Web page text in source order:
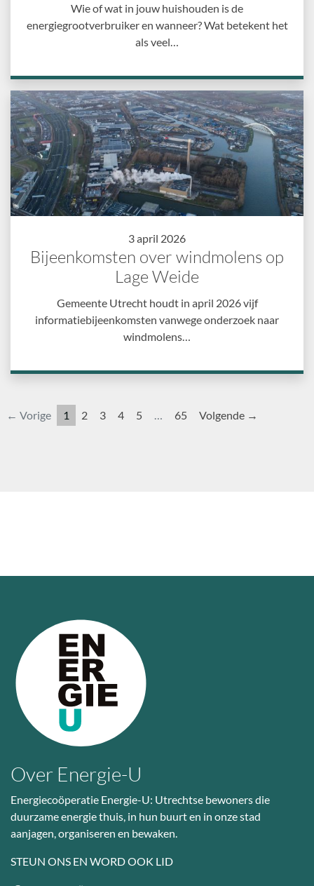
Wie of wat in jouw huishouden is de
energiegrootverbruiker en wanneer? Wat betekent het
als veel…
3 april 2026
Bijeenkomsten over windmolens op
Lage Weide
Gemeente Utrecht houdt in april 2026 vijf
informatiebijeenkomsten vanwege onderzoek naar
windmolens…
← Vorige 1 2 3 4 5 … 65 Volgende →
Over Energie-U
Energiecoöperatie Energie-U: Utrechtse bewoners die
duurzame energie thuis, in hun buurt en in onze stad
aanjagen, organiseren en bewaken.
STEUN ONS EN WORD OOK LID